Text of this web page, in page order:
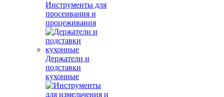
Инструменты для
просеивания и
процеживания
Держатели и
подставки
кухонные